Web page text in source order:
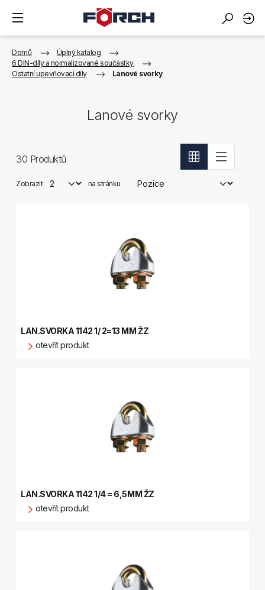
Domů
Úplný katalog
6 DIN-díly a normalizované součástky
Ostatní upevňovací díly
Lanové svorky
Lanové svorky
30 Produktů
Zobrazit na stránku
LAN.SVORKA 1142 1/ 2=13 MM ŽZ
otevřít produkt
LAN.SVORKA 1142 1/4 = 6,5MM ŽZ
otevřít produkt